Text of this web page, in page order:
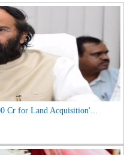
Cr for Land Acquisition'...